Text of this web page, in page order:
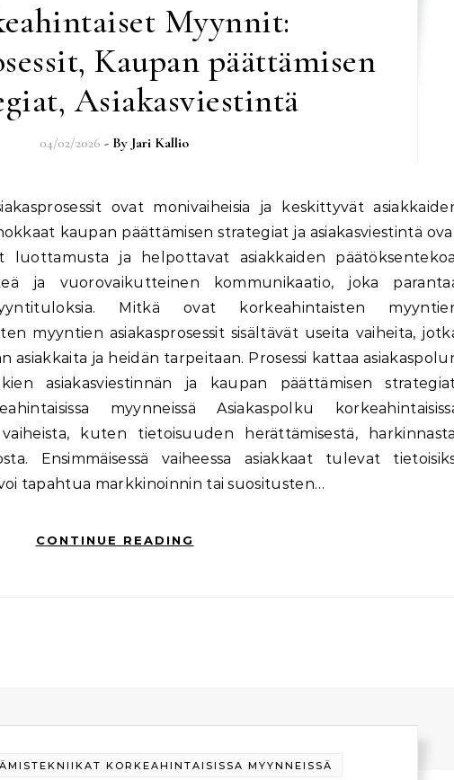
Myynnit:
Kaupan päättämisen
Asiakasviestintä
04/02/2026 - By Jari Kallio
kaupan päättämisen strategiat ja asiakasviestintä
luottamusta ja helpottavat asiakkaiden
ja vuorovaikutteinen kommunikaatio, joka
Mitkä ovat korkeahintaisten
myyntien asiakasprosessit sisältävät useita vaiheita,
asiakkaita ja heidän tarpeitaan. Prosessi kattaa
asiakasviestinnän ja kaupan päättämisen
myynneissä Asiakaspolku
kuten tietoisuuden herättämisestä,
Ensimmäisessä vaiheessa asiakkaat tulevat
tapahtua markkinoinnin tai suositusten…
CONTINUE READING
KORKEAHINTAISISSA MYYNNEISSÄ